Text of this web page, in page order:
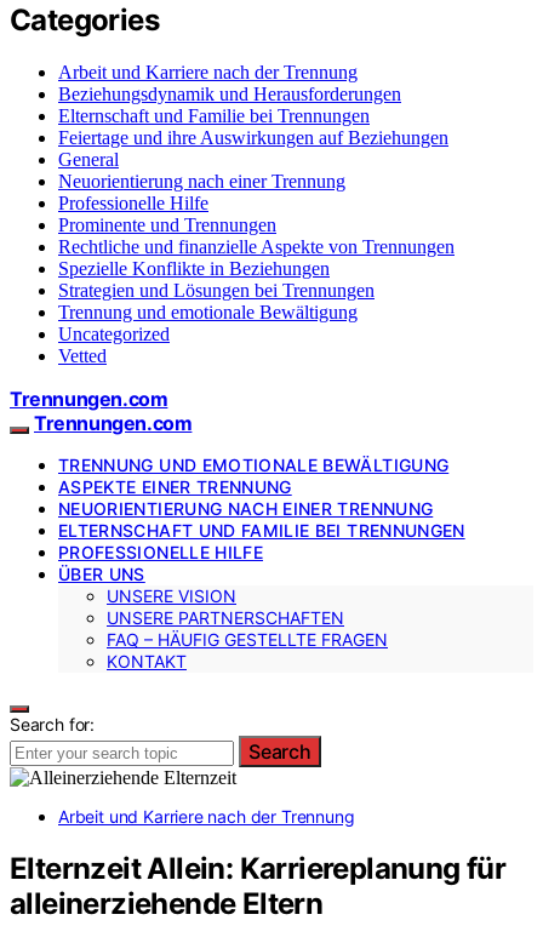
Categories
Arbeit und Karriere nach der Trennung
Beziehungsdynamik und Herausforderungen
Elternschaft und Familie bei Trennungen
Feiertage und ihre Auswirkungen auf Beziehungen
General
Neuorientierung nach einer Trennung
Professionelle Hilfe
Prominente und Trennungen
Rechtliche und finanzielle Aspekte von Trennungen
Spezielle Konflikte in Beziehungen
Strategien und Lösungen bei Trennungen
Trennung und emotionale Bewältigung
Uncategorized
Vetted
Trennungen.com
Trennungen.com
TRENNUNG UND EMOTIONALE BEWÄLTIGUNG
ASPEKTE EINER TRENNUNG
NEUORIENTIERUNG NACH EINER TRENNUNG
ELTERNSCHAFT UND FAMILIE BEI TRENNUNGEN
PROFESSIONELLE HILFE
ÜBER UNS
UNSERE VISION
UNSERE PARTNERSCHAFTEN
FAQ – HÄUFIG GESTELLTE FRAGEN
KONTAKT
Search for:
Search
Arbeit und Karriere nach der Trennung
Elternzeit Allein: Karriereplanung für
alleinerziehende Eltern